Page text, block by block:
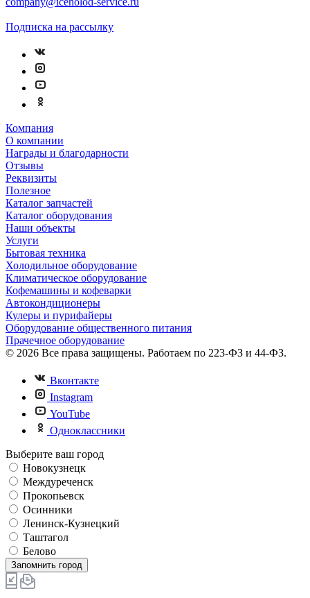
Подписка на рассылку
Компания
О компании
Награды и благодарности
Отзывы
Реквизиты
Полезное
Каталог запчастей
Каталог оборудования
Наши объекты
Услуги
Бытовая техника
Холодильное оборудование
Климатическое оборудование
Кофемашины и кофеварки
Автокондиционеры
Кулеры и пурифайеры
Оборудование общественного питания
Прачечное оборудование
© 2026 Все права защищены. Работаем по 223-ФЗ и 44-ФЗ.
Вконтакте
Instagram
YouTube
Одноклассники
Выберите ваш город
Новокузнецк
Междуреченск
Прокопьевск
Осинники
Ленинск-Кузнецкий
Таштагол
Белово
Запомнить город